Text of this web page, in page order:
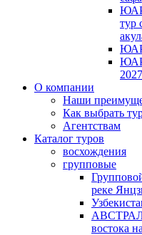
тур
2027
О компании
Наши
Как выбрать
Агентствам
Каталог туров
восхождения
групповые
реке
востока